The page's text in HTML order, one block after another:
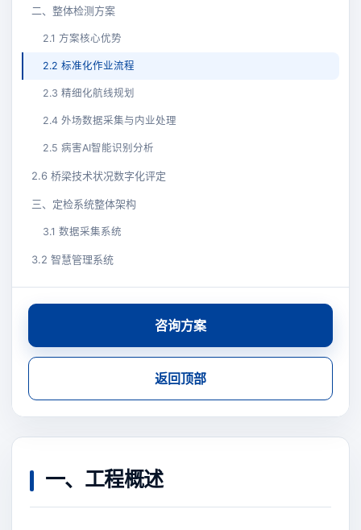
一、工程概述
二、整体检测方案
2.1 方案核心优势
2.2 标准化作业流程
2.3 精细化航线规划
2.4 外场数据采集与内业处理
2.5 病害AI智能识别分析
2.6 桥梁技术状况数字化评定
三、定检系统整体架构
3.1 数据采集系统
3.2 智慧管理系统
咨询方案
返回顶部